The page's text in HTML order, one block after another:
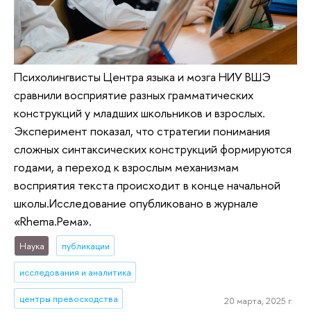
Психолингвисты Центра языка и мозга НИУ ВШЭ
сравнили восприятие разных грамматических
конструкций у младших школьников и взрослых.
Эксперимент показал, что стратегии понимания
сложных синтаксических конструкций формируются
годами, а переход к взрослым механизмам
восприятия текста происходит в конце начальной
школы.Исследование опубликовано в журнале
«Rhema.Рема».
Наука публикации
исследования и аналитика
центры превосходства 20 марта, 2025 г.